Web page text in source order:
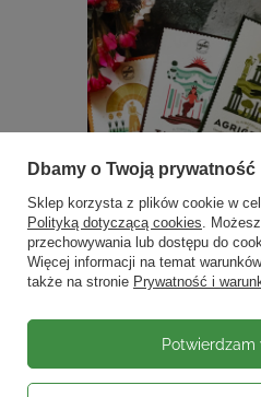
Dbamy o Twoją prywatność
Sklep korzysta z plików cookie w
Polityką dotyczącą cookies.
przechowywania lub dostępu do
Więcej informacji na temat
także na stronie Prywatność i
Potwierdzam